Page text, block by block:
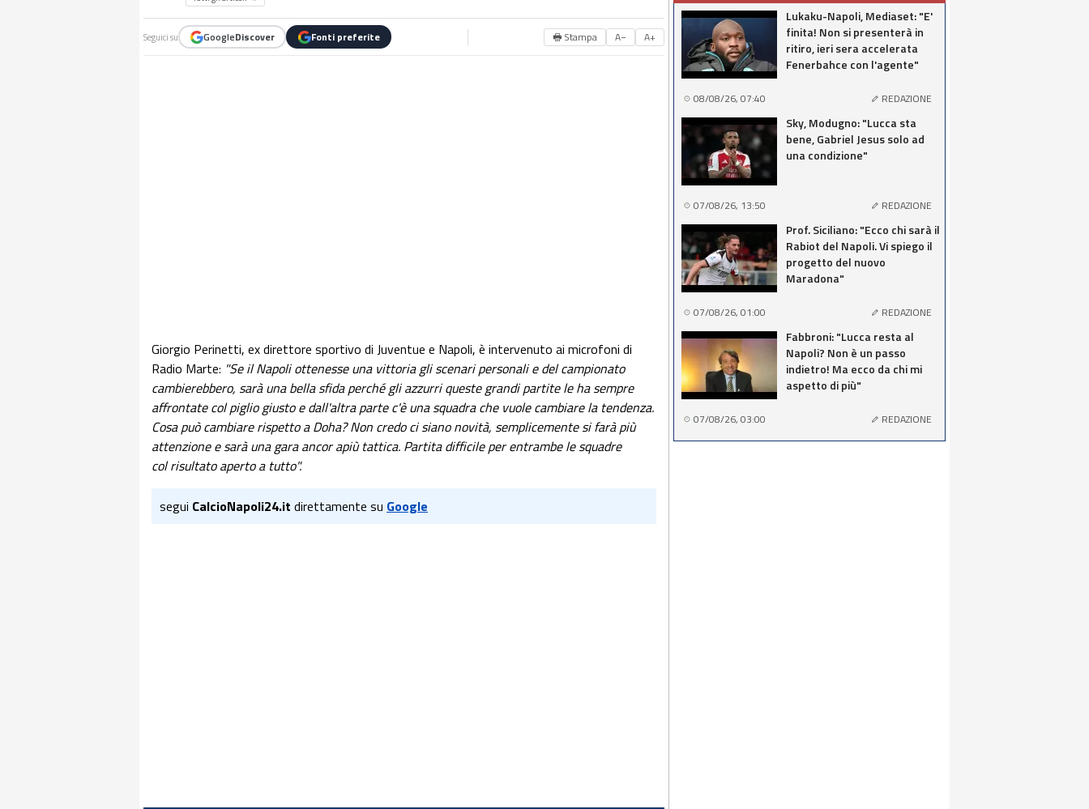
Seguici su GoogleDiscover Fonti preferite 🖶 Stampa A− A+
Giorgio Perinetti, ex direttore sportivo di Juventue e Napoli, è intervenuto ai microfoni di
Radio Marte: "Se il Napoli ottenesse una vittoria gli scenari personali e del campionato
cambierebbero, sarà una bella sfida perché gli azzurri queste grandi partite le ha sempre
affrontate col piglio giusto e dall'altra parte c'è una squadra che vuole cambiare la tendenza.
Cosa può cambiare rispetto a Doha? Non credo ci siano novità, semplicemente si farà più
attenzione e sarà una gara ancor apiù tattica. Partita difficile per entrambe le squadre
col risultato aperto a tutto".
segui CalcioNapoli24.it direttamente su Google
Lukaku-Napoli, Mediaset: "E'
finita! Non si presenterà in
ritiro, ieri sera accelerata
Fenerbahce con l'agente"
08/08/26, 07:40 REDAZIONE
Sky, Modugno: "Lucca sta
bene, Gabriel Jesus solo ad
una condizione"
07/08/26, 13:50 REDAZIONE
Prof. Siciliano: "Ecco chi sarà il
Rabiot del Napoli. Vi spiego il
progetto del nuovo
Maradona"
07/08/26, 01:00 REDAZIONE
Fabbroni: "Lucca resta al
Napoli? Non è un passo
indietro! Ma ecco da chi mi
aspetto di più"
07/08/26, 03:00 REDAZIONE